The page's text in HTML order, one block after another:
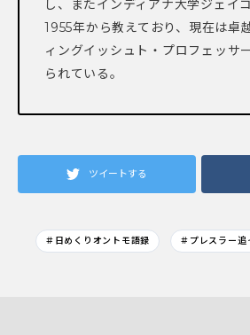
し、またインディアナ大学ジェイ
1955年から教えており、現在は卓
ィングイッシュト・プロフェッサ
られている。
ツイートする
＃日めくりオントモ語録 ＃プレスラー追